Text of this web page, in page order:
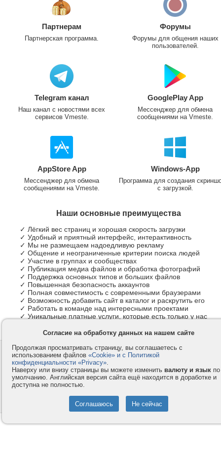
Партнерам
Партнерская программа.
Форумы
Форумы для общения наших
пользователей.
Telegram канал
Наш канал с новостями всех
сервисов Vmeste.
GooglePlay App
Мессенджер для обмена
сообщениями на Vmeste.
AppStore App
Мессенджер для обмена
сообщениями на Vmeste.
Windows-App
Программа для создания
с загрузкой.
Наши основные преимущества
✓ Лёгкий вес страниц и хорошая скорость загрузки
✓ Удобный и приятный интерфейс, интерактивность
✓ Мы не размещаем надоедливую рекламу
✓ Общение и неограниченные критерии поиска людей
✓ Участие в группах и сообществах
✓ Публикация медиа файлов и обработка фотографий
✓ Поддержка основных типов и больших файлов
✓ Повышенная безопасность аккаунтов
✓ Полная совместимость с современными браузерами
✓ Возможность добавить сайт в каталог и раскрутить его
✓ Работать в команде над интересными проектами
✓ Уникальные платные услуги, которые есть только у нас
Контакты
Компания
Privacy и Cookie
Услуги
Как оплатить
Помощь
© 2008-2026
- Все права защищены.
Согласие на обработку данных на нашем сайте
Продолжая просматривать страницу, вы соглашаетесь с
использованием файлов «Cookie» и с Политикой
конфиденциальности «Privacy».
Наверху или внизу страницы вы можете изменить валюту и язык по
умолчанию. Английская версия сайта ещё находится в доработке и
доступна не полностью.